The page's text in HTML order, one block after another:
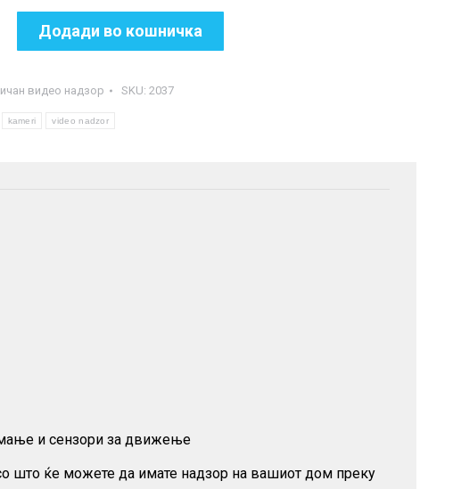
Додади во кошничка
видео надзор SKU: 2037
kameri video nadzor
и сензори за движење
што ќе можете да имате надзор на вашиот дом преку